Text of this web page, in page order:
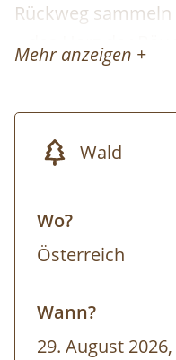
Rückweg
– das Harz der
gemeinsam zu
Ausrüstung
Weitere Termine:
Mehr anzeigen +
Wald
Wo?
Österreich
Wann?
29. August